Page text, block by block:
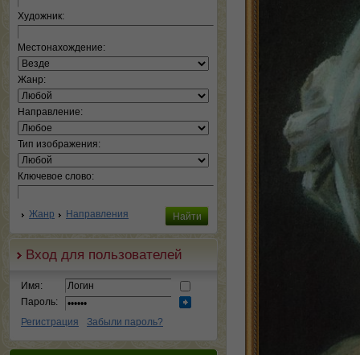
Художник:
Местонахождение:
Жанр:
Направление:
Тип изображения:
Ключевое слово:
Жанр Направления
Вход для пользователей
Имя:
Пароль:
Регистрация
Забыли пароль?